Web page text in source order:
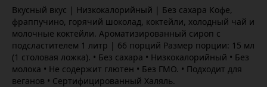
Вкусный вкус | Низкокалорийный | Без сахара Кофе,
фраппучино, горячий шоколад, коктейли, холодный чай и
молочные коктейли. Ароматизированный сироп с
подсластителем 1 литр | 66 порций Размер порции: 15 мл
(1 столовая ложка). • Без сахара • Низкокалорийный • Без
молока • Не содержит глютен • Без ГМО. • Подходит для
веганов • Сертифицированный Халяль.